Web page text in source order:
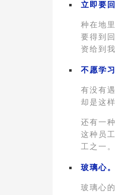
立即要回
种在地
要得到
资给到
不愿学习
有没有
却是这
还有一
这种员
工之一。
玻璃心。
玻璃心